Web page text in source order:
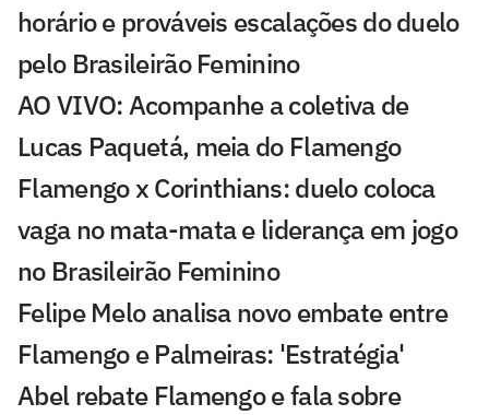
horário e prováveis escalações do duelo
pelo Brasileirão Feminino
AO VIVO: Acompanhe a coletiva de
Lucas Paquetá, meia do Flamengo
Flamengo x Corinthians: duelo coloca
vaga no mata-mata e liderança em jogo
no Brasileirão Feminino
Felipe Melo analisa novo embate entre
Flamengo e Palmeiras: 'Estratégia'
Abel rebate Flamengo e fala sobre